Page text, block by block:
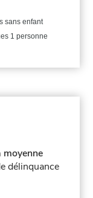
sans enfant
1 personne
moyenne
délinquance